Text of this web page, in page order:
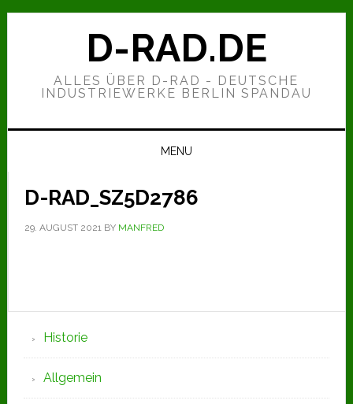
Zur
Hauptnavigation
Zum
Zur
D-RAD.DE
ALLES ÜBER D-RAD - DEUTSCHE
INDUSTRIEWERKE BERLIN SPANDAU
MENU
D-RAD_SZ5D2786
29. AUGUST 2021BY MANFRED
Seitenspalte
Historie
Allgemein